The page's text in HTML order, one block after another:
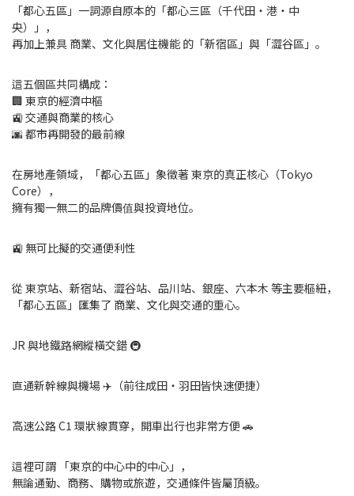
「都心五區」一詞源自原本的「都心三區（千代田・港・中
央）」，
再加上兼具 商業、文化與居住機能 的「新宿區」與「澀谷區」。
這五個區共同構成：
🏢 東京的經濟中樞
🚉 交通與商業的核心
🌆 都市再開發的最前線
在房地產領域，「都心五區」象徵著 東京的真正核心（Tokyo
Core），
擁有獨一無二的品牌價值與投資地位。
🚉 無可比擬的交通便利性
從 東京站、新宿站、澀谷站、品川站、銀座、六本木 等主要樞紐，
「都心五區」匯集了 商業、文化與交通的重心。
JR 與地鐵路網縱橫交錯 🚇
直通新幹線與機場 ✈️（前往成田・羽田皆快速便捷）
高速公路 C1 環狀線貫穿，開車出行也非常方便 🚗
這裡可謂 「東京的中心中的中心」，
無論通勤、商務、購物或旅遊，交通條件皆屬頂級。